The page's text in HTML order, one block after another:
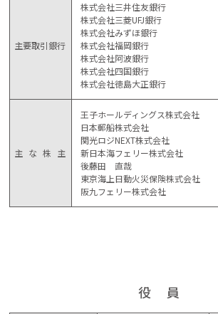
主要取引銀行
株式会社三井住友銀行
株式会社三菱UFJ銀行
株式会社みずほ銀行
株式会社福岡銀行
株式会社阿波銀行
株式会社四国銀行
株式会社徳島大正銀行
主な株主
王子ホールディングス株式会社
日本郵船株式会社
関光ロジNEXT株式会社
新日本海フェリー株式会社
後藤田 直哉
東京海上日動火災保険株式会社
阪九フェリー株式会社
役 員